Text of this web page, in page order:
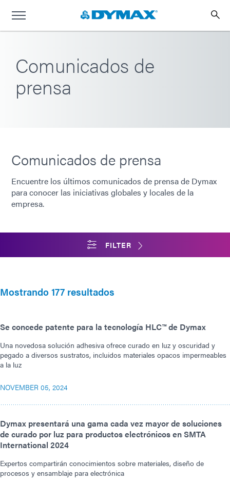
Comunicados de
prensa
Comunicados de prensa
Encuentre los últimos comunicados de prensa de Dymax
para conocer las iniciativas globales y locales de la
empresa.
FILTER
Mostrando 177 resultados
Se concede patente para la tecnología HLC™ de Dymax
Una novedosa solución adhesiva ofrece curado en luz y oscuridad y
pegado a diversos sustratos, incluidos materiales opacos impermeables
a la luz
NOVEMBER 05, 2024
Dymax presentará una gama cada vez mayor de soluciones
de curado por luz para productos electrónicos en SMTA
International 2024
Expertos compartirán conocimientos sobre materiales, diseño de
procesos y ensamblaje para electrónica